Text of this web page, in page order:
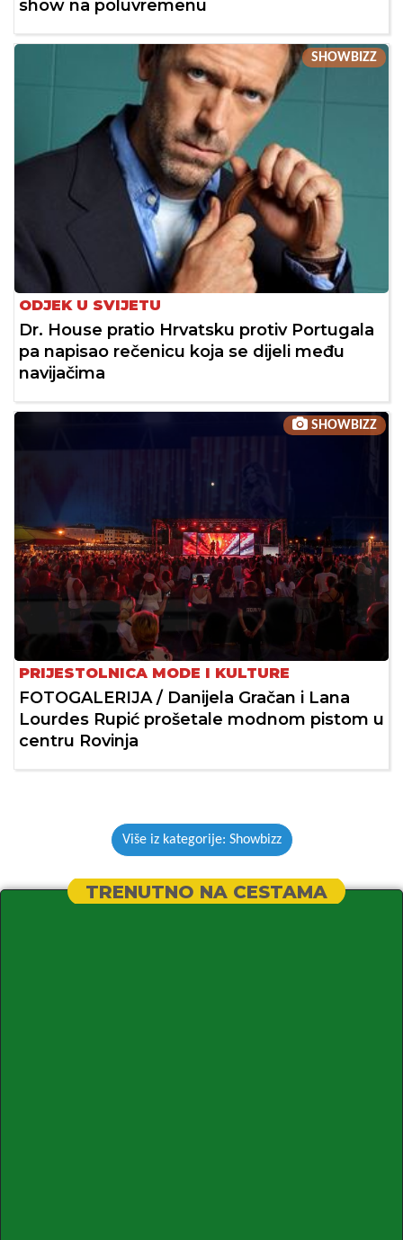
show na poluvremenu
SHOWBIZZ
ODJEK U SVIJETU
Dr. House pratio Hrvatsku protiv Portugala
pa napisao rečenicu koja se dijeli među
navijačima
SHOWBIZZ
PRIJESTOLNICA MODE I KULTURE
FOTOGALERIJA / Danijela Gračan i Lana
Lourdes Rupić prošetale modnom pistom u
centru Rovinja
Više iz kategorije: Showbizz
TRENUTNO NA CESTAMA